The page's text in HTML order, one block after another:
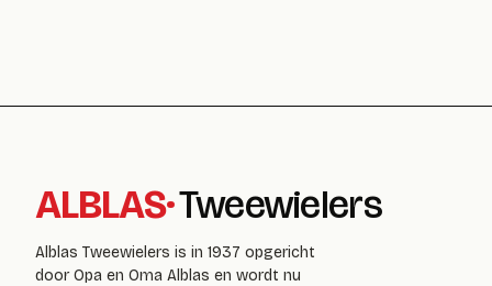
ALBLAS·Tweewielers
Alblas Tweewielers is in 1937 opgericht
door Opa en Oma Alblas en wordt nu